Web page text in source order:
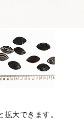
大できます。